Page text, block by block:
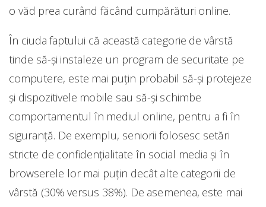
o văd prea curând făcând cumpărături online.
În ciuda faptului că această categorie de vârstă
tinde să-și instaleze un program de securitate pe
computere, este mai puțin probabil să-și protejeze
și dispozitivele mobile sau să-și schimbe
comportamentul în mediul online, pentru a fi în
siguranță. De exemplu, seniorii folosesc setări
stricte de confidențialitate în social media și în
browserele lor mai puțin decât alte categorii de
vârstă (30% versus 38%). De asemenea, este mai